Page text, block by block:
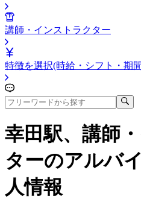
講師・インストラクター
特徴を選択(時給・シフト・期
幸田駅、講師
ターのアルバ
人情報